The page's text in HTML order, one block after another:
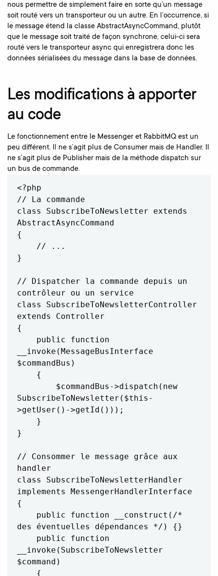
nous permettre de simplement faire en sorte qu’un message
soit routé vers un transporteur ou un autre. En l’occurrence, si
le message étend la classe AbstractAsyncCommand, plutôt
que le message soit traité de façon synchrone, celui-ci sera
routé vers le transporteur async qui enregistrera donc les
données sérialisées du message dans la base de données.
Les modifications à apporter
au code
Le fonctionnement entre le Messenger et RabbitMQ est un
peu différent. Il ne s’agit plus de Consumer mais de Handler. Il
ne s’agit plus de Publisher mais de la méthode dispatch sur
un bus de commande.
<?php
// La commande
class SubscribeToNewsletter extends
AbstractAsyncCommand
{
}
// Dispatcher la commande depuis un
contrôleur ou un service
class SubscribeToNewsletterController
extends Controller
{
__invoke(MessageBusInterface
$commandBus)
SubscribeToNewsletter($this-
>getUser()->getId()));
}
// Consommer le message grâce aux
handler
class SubscribeToNewsletterHandler
implements MessengerHandlerInterface
{
des éventuelles dépendances */) {}
__invoke(SubscribeToNewsletter
$command)